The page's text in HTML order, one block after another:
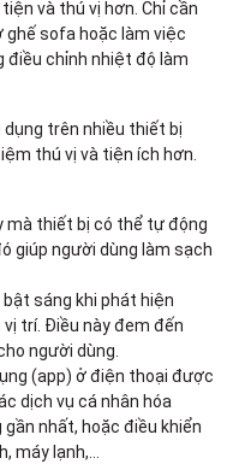
và thú vị hơn. Chỉ cần
sofa hoặc làm việc
điều chỉnh nhiệt độ làm
dụng trên nhiều thiết bị
thú vị và tiện ích hơn.
mà thiết bị có thể tự động
giúp người dùng làm sạch
sáng khi phát hiện
trí. Điều này đem đến
người dùng.
(app) ở điện thoại được
dịch vụ cá nhân hóa
nhất, hoặc điều khiển
máy lạnh,...